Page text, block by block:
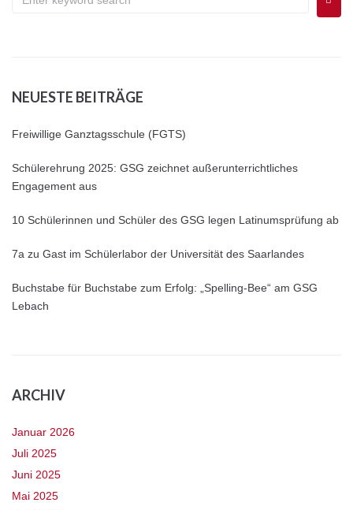
NEUESTE BEITRÄGE
Freiwillige Ganztagsschule (FGTS)
Schülerehrung 2025: GSG zeichnet außerunterrichtliches
Engagement aus
10 Schülerinnen und Schüler des GSG legen Latinumsprüfung ab
7a zu Gast im Schülerlabor der Universität des Saarlandes
Buchstabe für Buchstabe zum Erfolg: „Spelling-Bee“ am GSG
Lebach
ARCHIV
Januar 2026
Juli 2025
Juni 2025
Mai 2025